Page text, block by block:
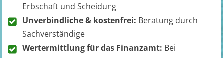
Erbschaft und Scheidung
Unverbindliche & kostenfrei: Beratung durch
Sachverständige
Wertermittlung für das Finanzamt: Bei